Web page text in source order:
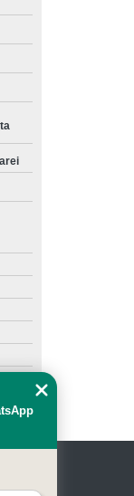
98 - Lei
site